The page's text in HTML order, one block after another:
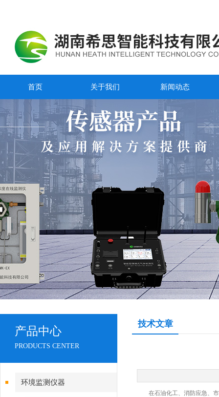
首页 关于我们 新闻动态
产品中心
PRODUCTS CENTER
环境监测仪器
技术文章
在石油化工、消防应急、市